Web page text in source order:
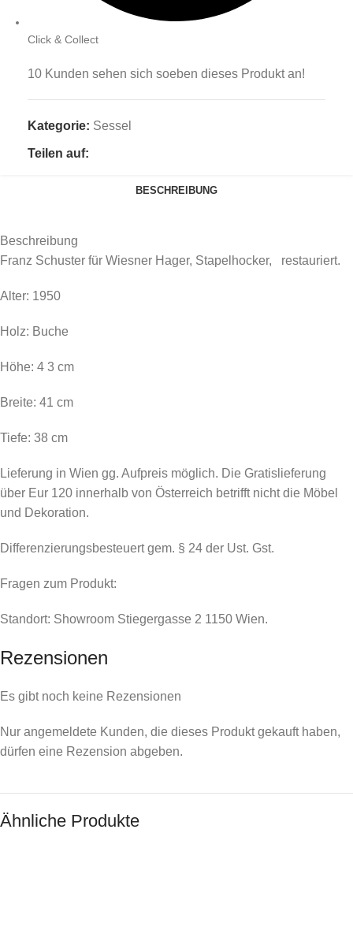
Click & Collect
10 Kunden sehen sich soeben dieses Produkt an!
Kategorie: Sessel
Teilen auf:
BESCHREIBUNG
Beschreibung
Franz Schuster für Wiesner Hager, Stapelhocker, restauriert.
Alter: 1950
Holz: Buche
Höhe: 4 3 cm
Breite: 41 cm
Tiefe: 38 cm
Lieferung in Wien gg. Aufpreis möglich. Die Gratislieferung
über Eur 120 innerhalb von Österreich betrifft nicht die Möbel
und Dekoration.
Differenzierungsbesteuert gem. § 24 der Ust. Gst.
Fragen zum Produkt:
Standort: Showroom Stiegergasse 2 1150 Wien.
Rezensionen
Es gibt noch keine Rezensionen
Nur angemeldete Kunden, die dieses Produkt gekauft haben,
dürfen eine Rezension abgeben.
Ähnliche Produkte